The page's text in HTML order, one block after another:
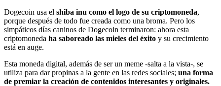
Dogecoin usa el shiba inu como el logo de su criptomoneda,
porque después de todo fue creada como una broma. Pero los
simpáticos días caninos de Dogecoin terminaron: ahora esta
criptomoneda ha saboreado las mieles del éxito y su crecimiento
está en auge.
Esta moneda digital, además de ser un meme -salta a la vista-, se
utiliza para dar propinas a la gente en las redes sociales; una forma
de premiar la creación de contenidos interesantes y originales.